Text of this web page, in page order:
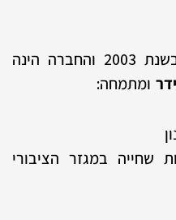
הוקמה בשנת 2003 והחברה הינה
ומתמחה:
שחייה במגזר הציבורי